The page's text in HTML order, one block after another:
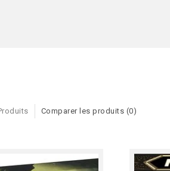
Comparer les produits (0)